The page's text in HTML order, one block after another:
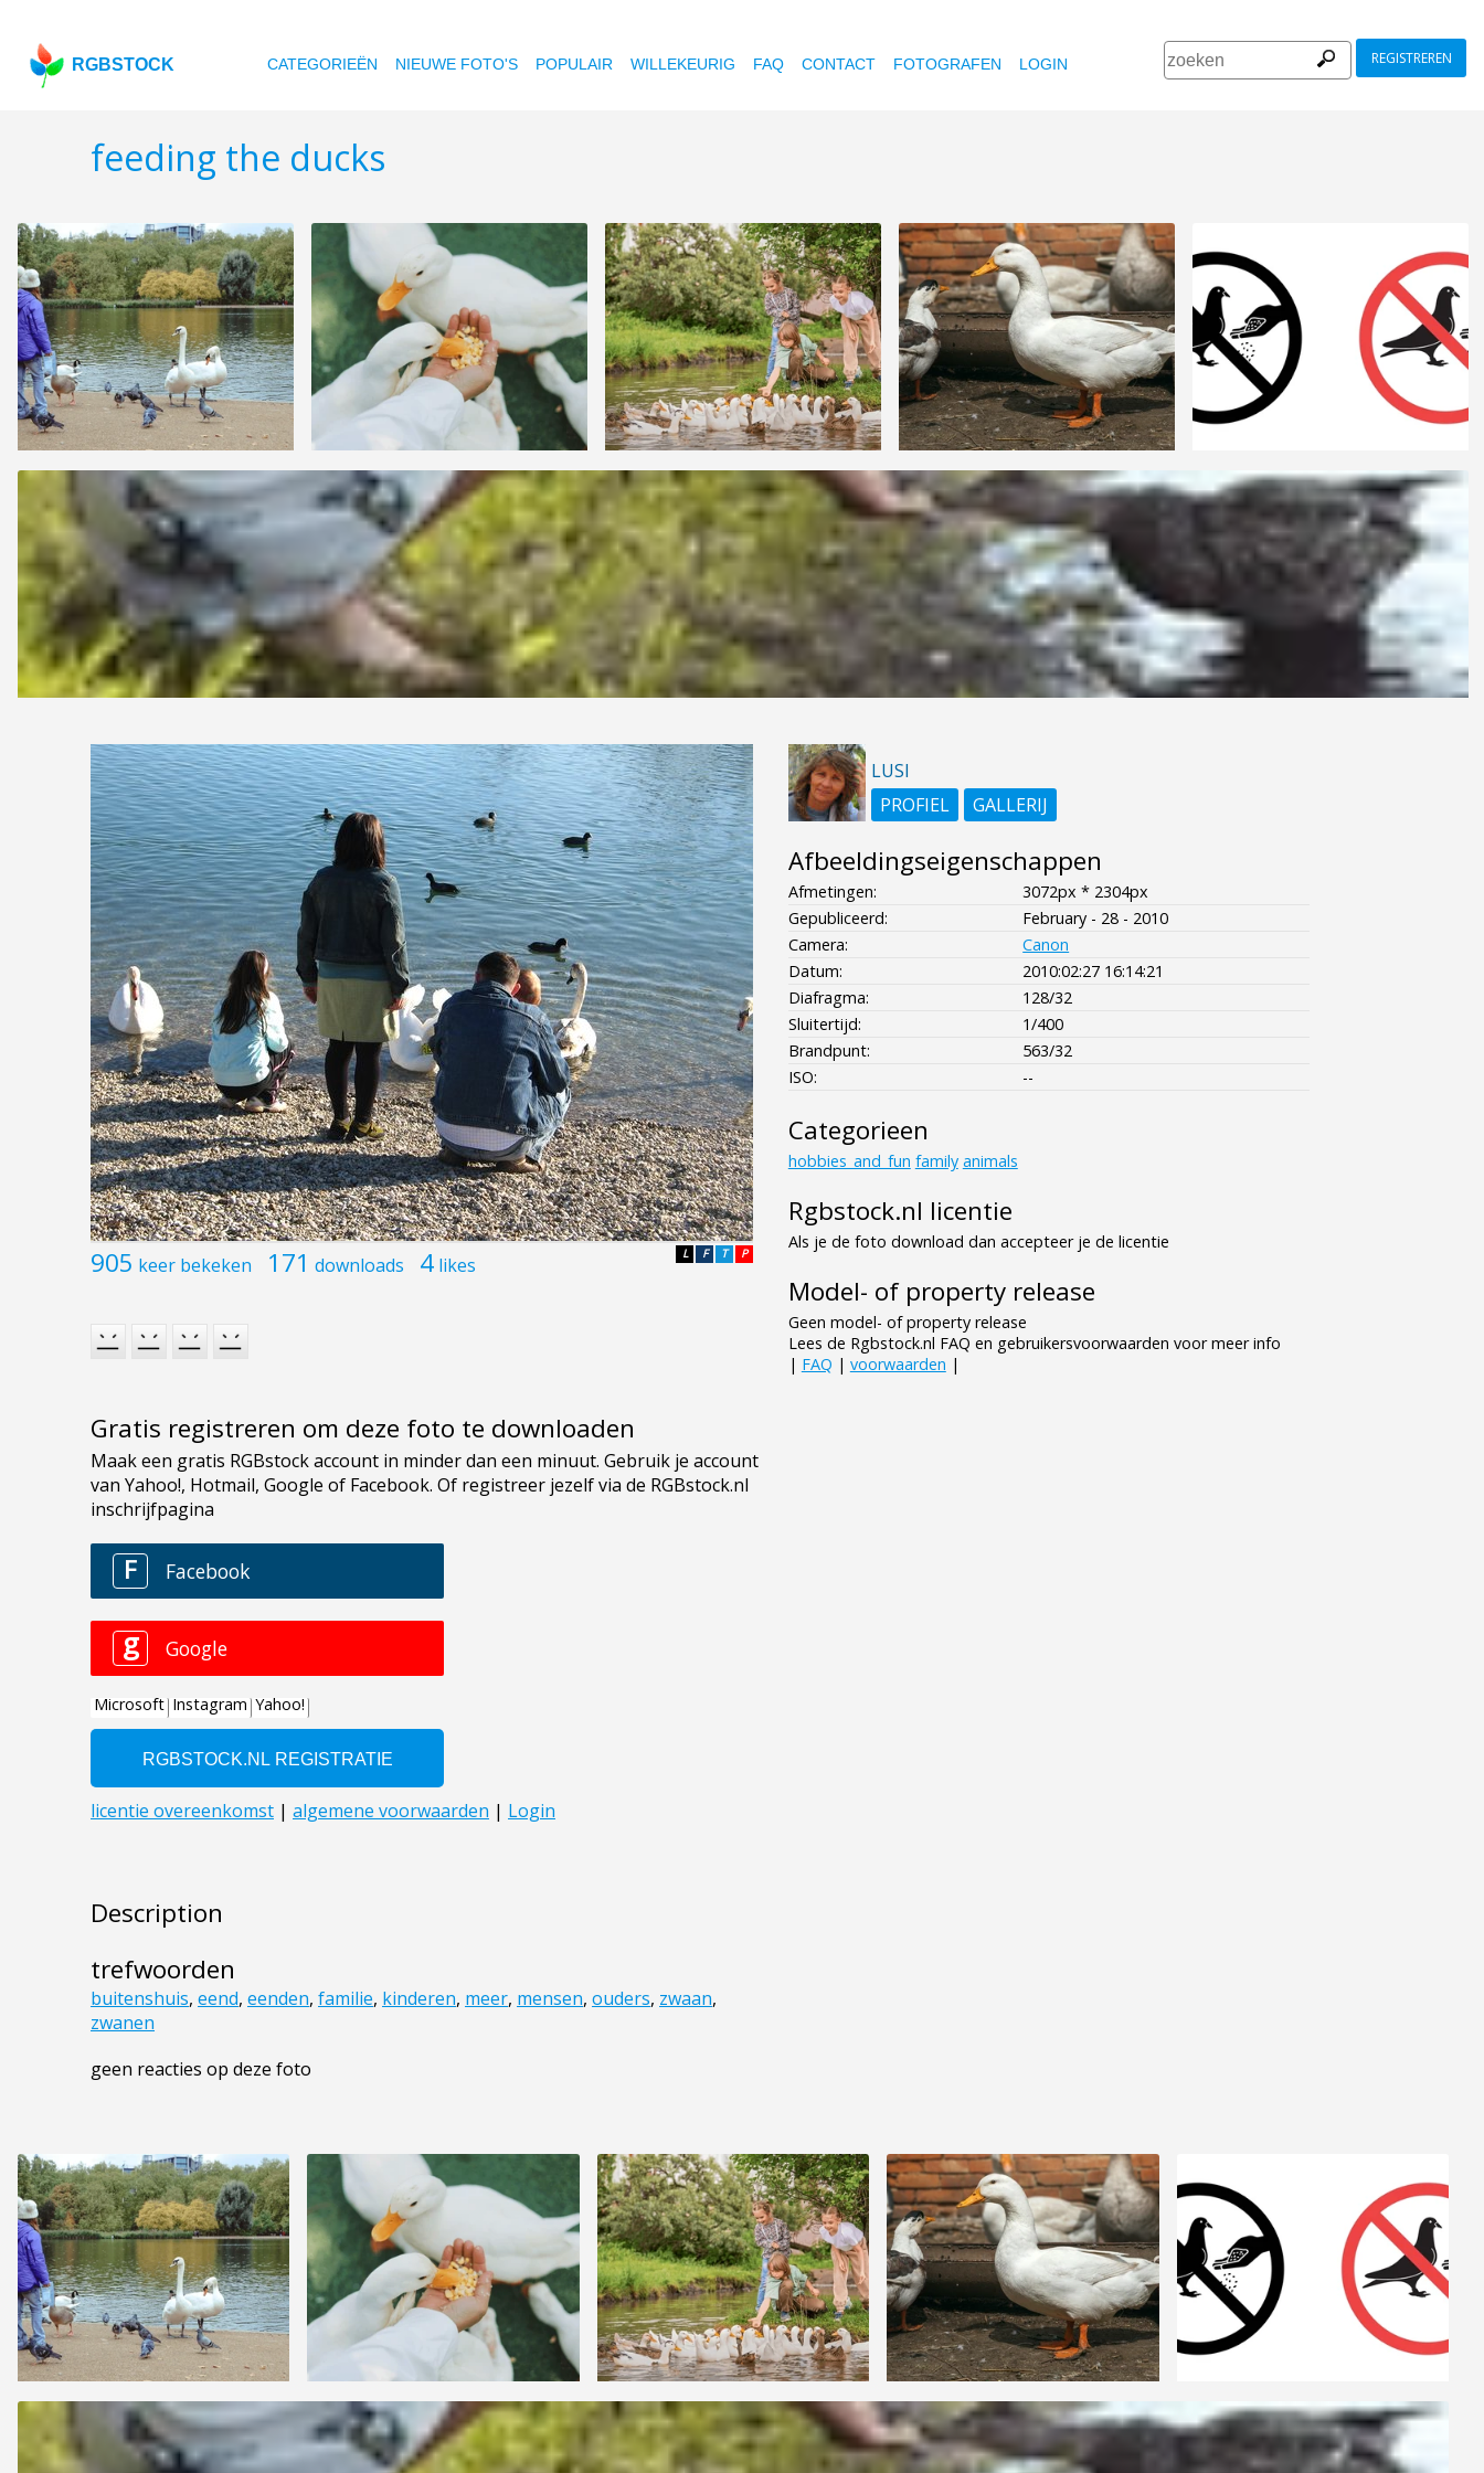
RGBSTOCK CATEGORIEËN NIEUWE FOTO'S POPULAIR WILLEKEURIG FAQ CONTACT FOTOGRAFEN LOGIN REGISTREREN
feeding the ducks
905 keer bekeken 171 downloads 4 likes P
T
F
L
Gratis registreren om deze foto te downloaden
Description
trefwoorden
buitenshuis, eend, eenden, familie, kinderen, meer, mensen, ouders, zwaan,
zwanen
geen reacties op deze foto
LUSI
PROFIEL
GALLERIJ
Afbeeldingseigenschappen
Afmetingen:
3072px * 2304px
Gepubliceerd:
February - 28 - 2010
Camera:
Canon
Datum:
2010:02:27 16:14:21
Diafragma:
128/32
Sluitertijd:
1/400
Brandpunt:
563/32
ISO:
--
Categorieen
hobbies_and_fun family animals
Rgbstock.nl licentie
Als je de foto download dan accepteer je de licentie
Model- of property release
Geen model- of property release
Lees de Rgbstock.nl FAQ en gebruikersvoorwaarden voor meer info
| FAQ | voorwaarden |